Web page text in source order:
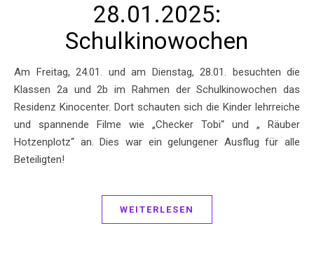
28.01.2025:
Schulkinowochen
Am Freitag, 24.01. und am Dienstag, 28.01. besuchten die
Klassen 2a und 2b im Rahmen der Schulkinowochen das
Residenz Kinocenter. Dort schauten sich die Kinder lehrreiche
und spannende Filme wie „Checker Tobi“ und „ Räuber
Hotzenplotz“ an. Dies war ein gelungener Ausflug für alle
Beteiligten!
WEITERLESEN